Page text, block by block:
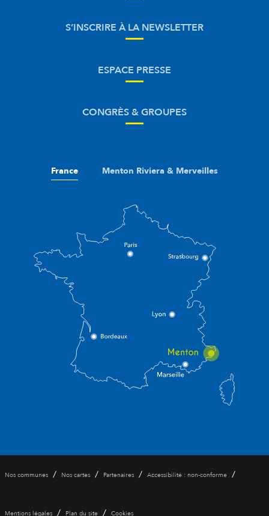
S’INSCRIRE À LA NEWSLETTER
ESPACE PRESSE
CONGRÈS & GROUPES
France Menton Riviera & Merveilles
Nos communes / Nos cartes / Partenaires / Accessibilité : non-conforme /
Mentions légales / Plan du site / Cookies